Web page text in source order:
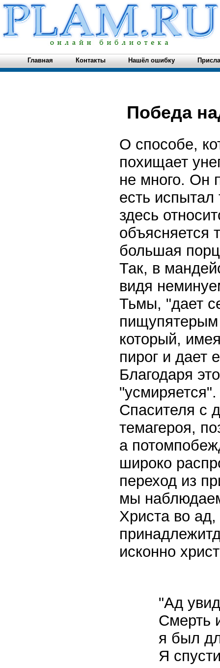
Главная Контакты Нашёл ошибку
Победа
О способе,
похищает
не много. Он
есть испытал
здесь
объясняется
большая
Так, в
видя
Тьмы, "дает
который,
пирог и дает
Благодаря
"усмиряется".
Спасителя с
темагероя,
а
широко
переход из
мы
Христа во
исконно
"Ад
Смерть
я был
Я